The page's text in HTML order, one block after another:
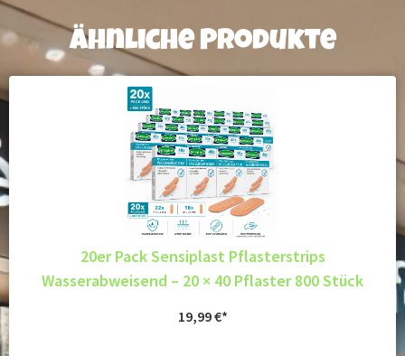
Ähnliche Produkte
20er Pack Sensiplast Pflasterstrips
Wasserabweisend – 20 × 40 Pflaster 800 Stück
19,99€